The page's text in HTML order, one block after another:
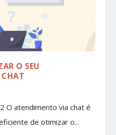
O SEU
O atendimento via chat é
de otimizar o...